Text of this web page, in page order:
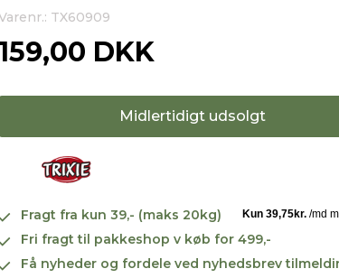
TX60909
159,00 DKK
Midlertidigt udsolgt
Fragt fra kun 39,- (maks 20kg)
Fri fragt til pakkeshop v køb for 499,-
Få nyheder og fordele ved nyhedsbrev